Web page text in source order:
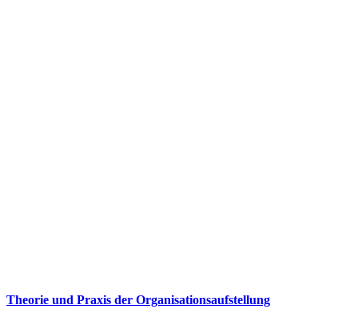
Theorie und Praxis der Organisationsaufstellung